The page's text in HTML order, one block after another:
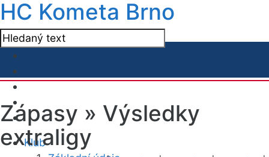
HC Kometa Brno
Klub
Zápasy » Výsledky
extraligy